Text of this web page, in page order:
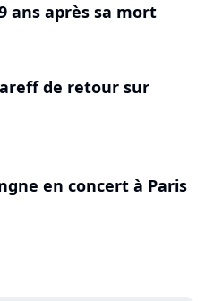
ans après sa mort
de retour sur
en concert à Paris